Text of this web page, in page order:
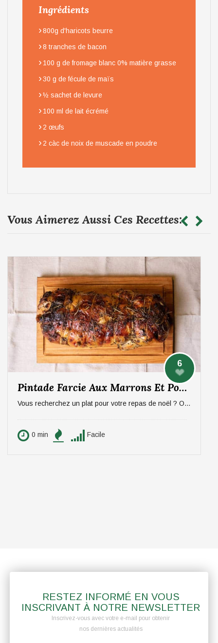
Ingrédients
›800g d'haricots beurre
›8 tranches de bacon
› 100 g de fromage blanc 0% matière grasse
›30 g de fécule de maïs
›½ sachet de levure
› 100 ml de lait écrémé
› 2 œufs
› 2 càc de noix de muscade en poudre
Vous Aimerez Aussi Ces Recettes:
6
Pintade Farcie Aux Marrons Et Pommes, Sauce Aux Morilles
Vous recherchez un plat pour votre repas de noël ? On vous propose un plat qui épatera vos invités, digne d'un repas de fête ! La pintade farcie aux marrons et pommes, sauce aux morilles. Pour 6 personnes.
0 min Facile
RESTEZ INFORMÉ EN VOUS
INSCRIVANT À NOTRE NEWSLETTER
Inscrivez-vous avec votre e-mail pour obtenir
nos dernières actualités